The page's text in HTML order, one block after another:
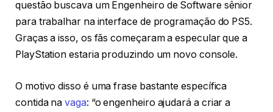
questão buscava um Engenheiro de Software sênior
para trabalhar na interface de programação do PS5.
Graças a isso, os fãs começaram a especular que a
PlayStation estaria produzindo um novo console.
O motivo disso é uma frase bastante específica
contida na vaga: “o engenheiro ajudará a criar a